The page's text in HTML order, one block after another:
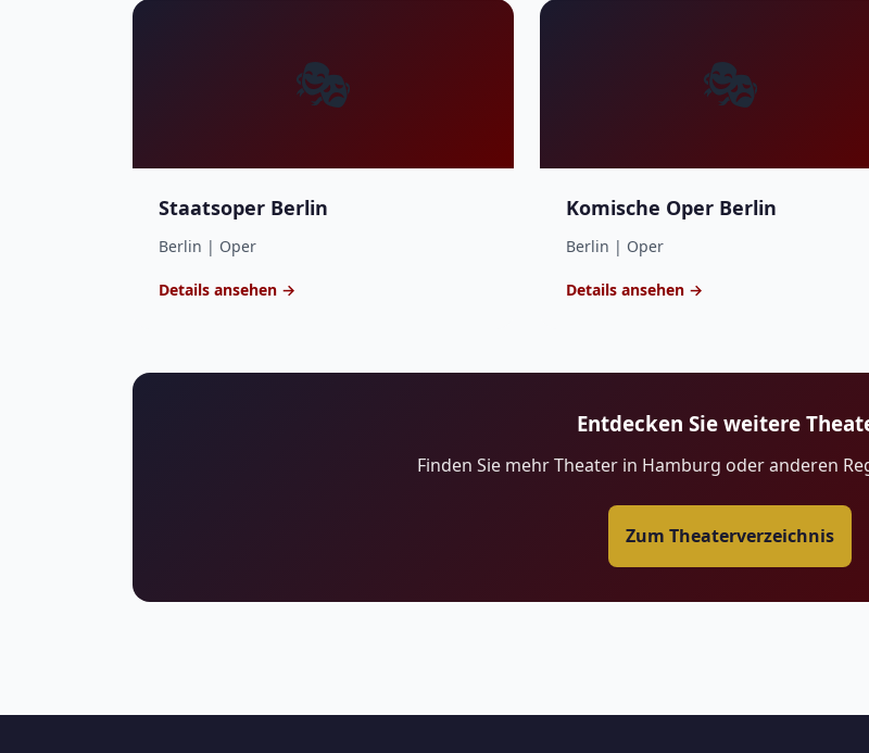
🎭
Staatsoper Berlin
Berlin | Oper
Details ansehen →
🎭
Komische Oper Berlin
Berlin | Oper
Details ansehen →
Entdecken Sie weitere
Finden Sie mehr Theater in Hamburg oder anderen
Zum Theaterverzeichnis